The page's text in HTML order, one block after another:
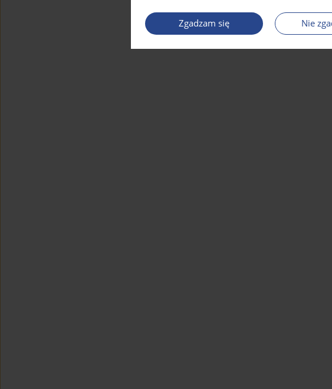
Zgadzam się Nie